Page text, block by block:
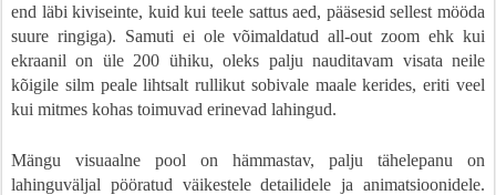
end läbi kiviseinte, kuid kui teele sattus aed, pääsesid sellest mööda
suure ringiga). Samuti ei ole võimaldatud all-out zoom ehk kui
ekraanil on üle 200 ühiku, oleks palju nauditavam visata neile
kõigile silm peale lihtsalt rullikut sobivale maale kerides, eriti veel
kui mitmes kohas toimuvad erinevad lahingud.
Mängu visuaalne pool on hämmastav, palju tähelepanu on
lahinguväljal pööratud väikestele detailidele ja animatsioonidele.